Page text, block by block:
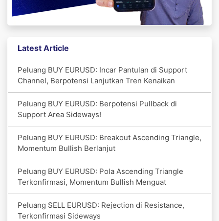
Latest Article
Peluang BUY EURUSD: Incar Pantulan di Support
Channel, Berpotensi Lanjutkan Tren Kenaikan
Peluang BUY EURUSD: Berpotensi Pullback di
Support Area Sideways!
Peluang BUY EURUSD: Breakout Ascending Triangle,
Momentum Bullish Berlanjut
Peluang BUY EURUSD: Pola Ascending Triangle
Terkonfirmasi, Momentum Bullish Menguat
Peluang SELL EURUSD: Rejection di Resistance,
Terkonfirmasi Sideways